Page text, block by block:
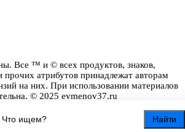
Найти
Все ™ и © всех продуктов, знаков,
прочих атрибутов принадлежат авторам
на них. При использовании материалов
© 2025 evmenov37.ru